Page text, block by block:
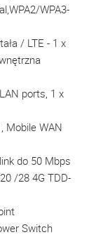
WPA3-
/ LTE - 1 x
ports, 1 x
Mobile WAN
do 50 Mbps
/28 4G TDD-
Switch